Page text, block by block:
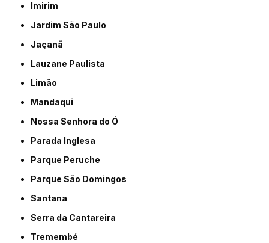
Imirim
Jardim São Paulo
Jaçanã
Lauzane Paulista
Limão
Mandaqui
Nossa Senhora do Ó
Parada Inglesa
Parque Peruche
Parque São Domingos
Santana
Serra da Cantareira
Tremembé